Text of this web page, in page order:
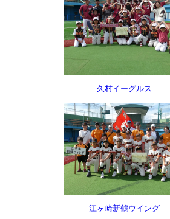
久村イーグルス
江ヶ崎新鶴ウイング